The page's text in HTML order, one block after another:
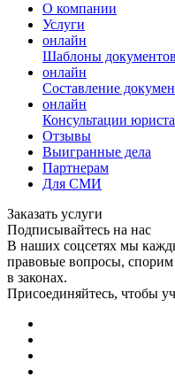
О компании
Услуги
онлайн
Шаблоны документов
онлайн
Составление
онлайн
Консультации юриста
Отзывы
Выигранные дела
Партнерам
Для СМИ
Заказать услуги
Подписывайтесь на нас
В наших соцсетях мы
правовые вопросы,
в законах.
Присоединяйтесь, чтобы